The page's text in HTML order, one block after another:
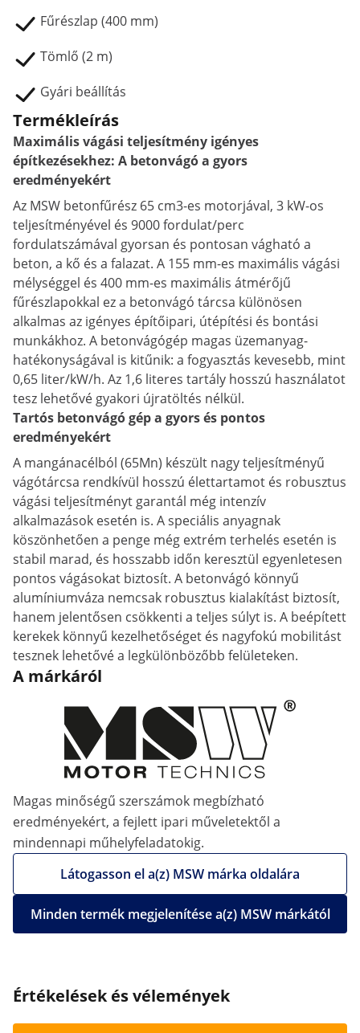
Fűrészlap (400 mm)
Tömlő (2 m)
Gyári beállítás
Termékleírás
Maximális vágási teljesítmény igényes
építkezésekhez: A betonvágó a gyors
eredményekért
Az MSW betonfűrész 65 cm3-es motorjával, 3 kW-os
teljesítményével és 9000 fordulat/perc
fordulatszámával gyorsan és pontosan vágható a
beton, a kő és a falazat. A 155 mm-es maximális vágási
mélységgel és 400 mm-es maximális átmérőjű
fűrészlapokkal ez a betonvágó tárcsa különösen
alkalmas az igényes építőipari, útépítési és bontási
munkákhoz. A betonvágógép magas üzemanyag-
hatékonyságával is kitűnik: a fogyasztás kevesebb, mint
0,65 liter/kW/h. Az 1,6 literes tartály hosszú használatot
tesz lehetővé gyakori újratöltés nélkül.
Tartós betonvágó gép a gyors és pontos
eredményekért
A mangánacélból (65Mn) készült nagy teljesítményű
vágótárcsa rendkívül hosszú élettartamot és robusztus
vágási teljesítményt garantál még intenzív
alkalmazások esetén is. A speciális anyagnak
köszönhetően a penge még extrém terhelés esetén is
stabil marad, és hosszabb időn keresztül egyenletesen
pontos vágásokat biztosít. A betonvágó könnyű
alumíniumváza nemcsak robusztus kialakítást biztosít,
hanem jelentősen csökkenti a teljes súlyt is. A beépített
kerekek könnyű kezelhetőséget és nagyfokú mobilitást
tesznek lehetővé a legkülönbözőbb felületeken.
A márkáról
Magas minőségű szerszámok megbízható
eredményekért, a fejlett ipari műveletektől a
mindennapi műhelyfeladatokig.
Látogasson el a(z) MSW márka oldalára
Minden termék megjelenítése a(z) MSW márkától
Értékelések és vélemények